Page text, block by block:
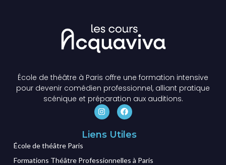
École de théâtre à Paris offre une formation intensive
pour devenir comédien professionnel, alliant pratique
scénique et préparation aux auditions.
Liens Utiles
École de théâtre Paris
Formations Théâtre Professionnelles à Paris